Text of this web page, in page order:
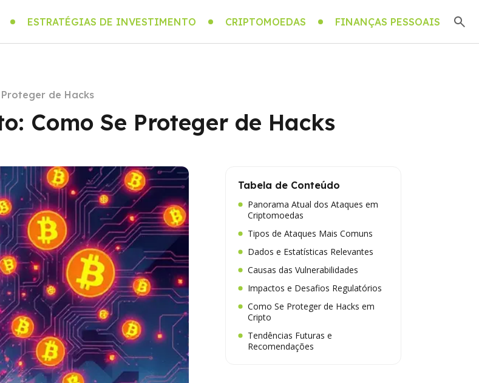
ESTRATÉGIAS DE INVESTIMENTO CRIPTOMOEDAS FINANÇAS PESSOAIS
de Hacks
Como Se Proteger de Hacks
Tabela de Conteúdo
Panorama Atual dos Ataques em
Criptomoedas
Tipos de Ataques Mais Comuns
Dados e Estatísticas Relevantes
Causas das Vulnerabilidades
Impactos e Desafios Regulatórios
Como Se Proteger de Hacks em
Cripto
Tendências Futuras e
Recomendações